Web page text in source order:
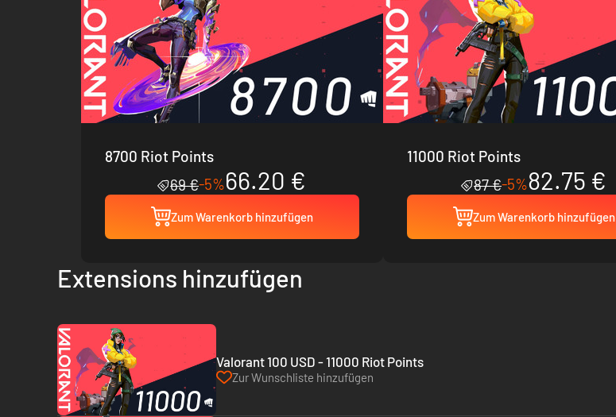
8700 Riot Points
69 €-5%66.20 €
Zum Warenkorb hinzufügen
11000 Riot Points
87 €-5%82.75 €
Zum Warenkorb hinzufügen
Extensions hinzufügen
Valorant 100 USD - 11000 Riot Points
Zur Wunschliste hinzufügen